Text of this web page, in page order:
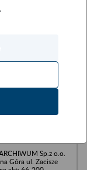
Zaopatrzenia
Sp.z o.o.
Góra ul. Zacisze